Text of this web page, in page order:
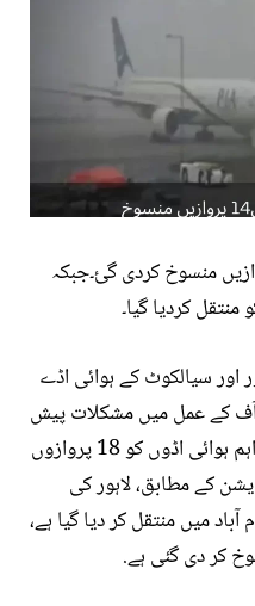
باعث پنجاب میں14 پروازیں منسوخ کردی گئ۔جبکہ
اور سیالکوٹ کے ہوائی اڈے
آف کے عمل میں مشکلات پیش
آ رہی ہیں، جبکہ ملک بھر کے دیگر اہم ہوائی اڈوں کو 18 پروازوں
کے مطابق، لاہور کی
میں منتقل کر دیا گیا ہے،
کر دی گئی ہے.